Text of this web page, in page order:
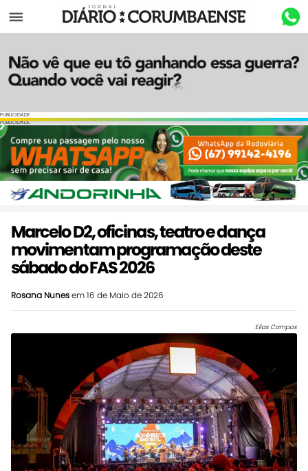
Menu
PUBLICIDADE
PUBLICIDADE
Marcelo D2, oficinas, teatro e dança
movimentam programação deste
sábado do FAS 2026
Rosana Nunesem 16 de Maio de 2026
Elias Campos